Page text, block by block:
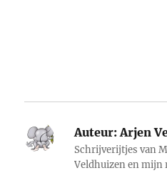
Auteur:Arjen
Schrijverijtjes van
Veldhuizen en mijn